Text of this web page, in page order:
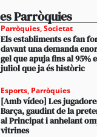
Parròquies
Parròquies,Societat
Els establiments es fan
davant una demanda
gel que apuja fins al 95%
juliol que ja és històric
Esports, Parròquies
[Amb vídeo] Les
Barça, gaudint de la
al Principat i anhelant
vitrines